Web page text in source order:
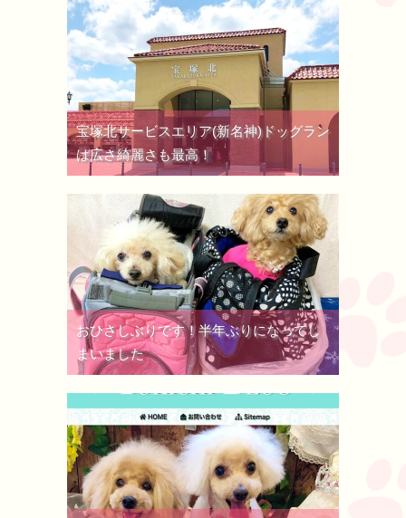
宝塚北サービスエリア(新名神)ドッグラン
は広さ綺麗さも最高！
おひさしぶりです！半年ぶりになってし
まいました